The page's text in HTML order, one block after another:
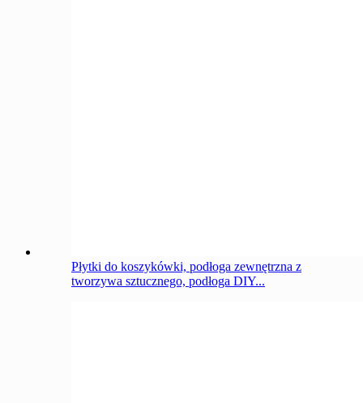
Płytki do koszykówki, podłoga zewnętrzna z
tworzywa sztucznego, podłoga DIY...